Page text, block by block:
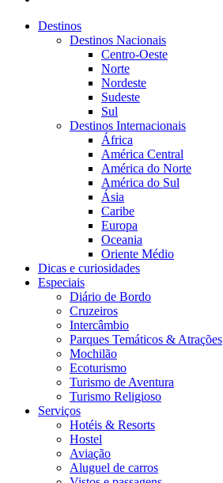
Destinos
Destinos Nacionais
Centro-Oeste
Norte
Nordeste
Sudeste
Sul
Destinos Internacionais
África
América Central
América do Norte
América do Sul
Ásia
Caribe
Europa
Oceania
Oriente Médio
Dicas e curiosidades
Especiais
Diário de Bordo
Cruzeiros
Intercâmbio
Parques Temáticos & Atrações
Mochilão
Ecoturismo
Turismo de Aventura
Turismo Religioso
Serviços
Hotéis & Resorts
Hostel
Aviação
Aluguel de carros